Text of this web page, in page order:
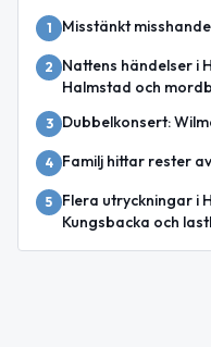
1 Misstänkt
2
Nattens händelser i
Halmstad och
3 Dubbelkonsert:
4 Familj hittar rester
5
Flera utryckningar i
Kungsbacka och